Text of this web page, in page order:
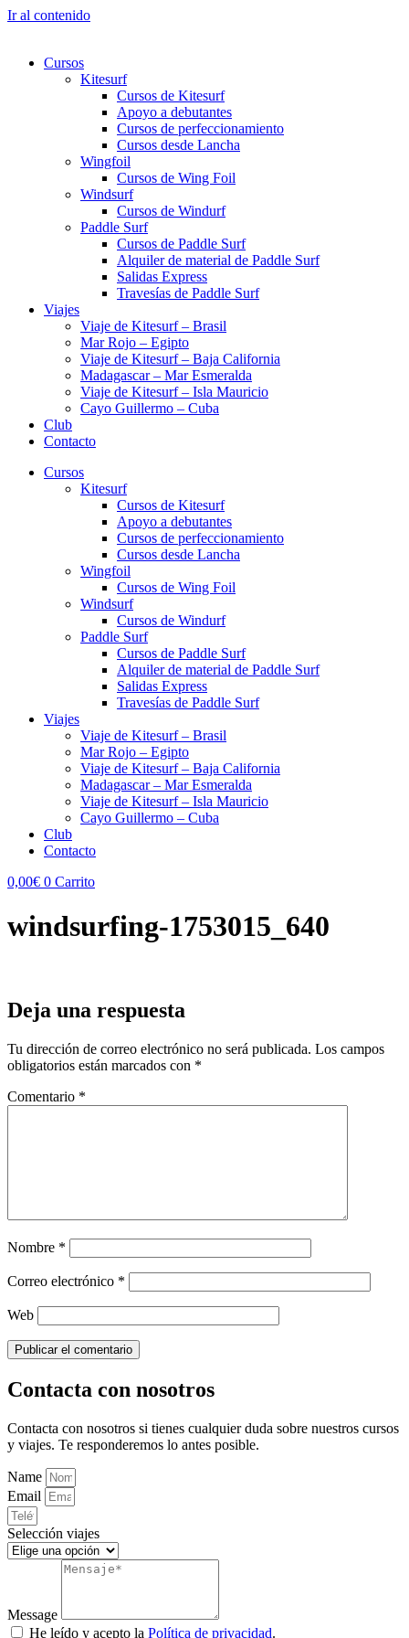
Ir al contenido
Cursos
Kitesurf
Cursos de Kitesurf
Apoyo a debutantes
Cursos de perfeccionamiento
Cursos desde Lancha
Wingfoil
Cursos de Wing Foil
Windsurf
Cursos de Windurf
Paddle Surf
Cursos de Paddle Surf
Alquiler de material de Paddle Surf
Salidas Express
Travesías de Paddle Surf
Viajes
Viaje de Kitesurf – Brasil
Mar Rojo – Egipto
Viaje de Kitesurf – Baja California
Madagascar – Mar Esmeralda
Viaje de Kitesurf – Isla Mauricio
Cayo Guillermo – Cuba
Club
Contacto
Cursos
Kitesurf
Cursos de Kitesurf
Apoyo a debutantes
Cursos de perfeccionamiento
Cursos desde Lancha
Wingfoil
Cursos de Wing Foil
Windsurf
Cursos de Windurf
Paddle Surf
Cursos de Paddle Surf
Alquiler de material de Paddle Surf
Salidas Express
Travesías de Paddle Surf
Viajes
Viaje de Kitesurf – Brasil
Mar Rojo – Egipto
Viaje de Kitesurf – Baja California
Madagascar – Mar Esmeralda
Viaje de Kitesurf – Isla Mauricio
Cayo Guillermo – Cuba
Club
Contacto
0,00€ 0 Carrito
windsurfing-1753015_640
Deja una respuesta
Tu dirección de correo electrónico no será publicada. Los campos
obligatorios están marcados con *
Comentario *
Nombre *
Correo electrónico *
Web
Contacta con nosotros
Contacta con nosotros si tienes cualquier duda sobre nuestros cursos
y viajes. Te responderemos lo antes posible.
Name
Email
Selección viajes
Message
He leído y acepto la Política de privacidad.